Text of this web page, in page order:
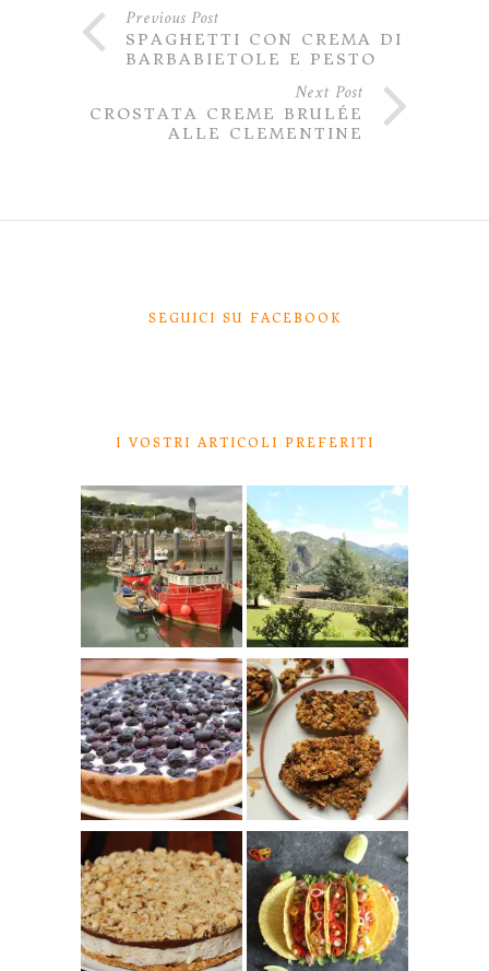
Previous Post
SPAGHETTI CON CREMA DI
BARBABIETOLE E PESTO
Next Post
CROSTATA CREME BRULÉE
ALLE CLEMENTINE
SEGUICI SU FACEBOOK
I VOSTRI ARTICOLI PREFERITI